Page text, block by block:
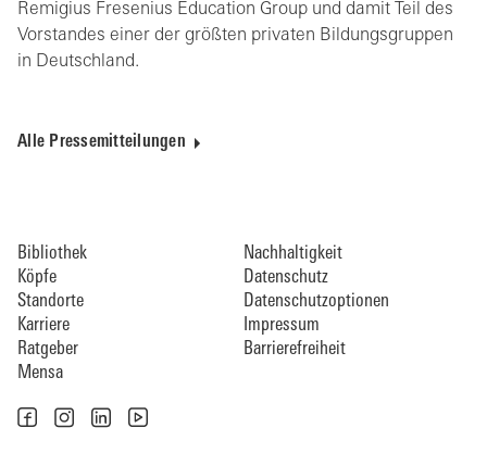
Remigius Fresenius Education Group und damit Teil des
Vorstandes einer der größten privaten Bildungsgruppen
in Deutschland.
Alle Pressemitteilungen
Bibliothek
Köpfe
Standorte
Karriere
Ratgeber
Mensa
Nachhaltigkeit
Datenschutz
Datenschutzoptionen
Impressum
Barrierefreiheit